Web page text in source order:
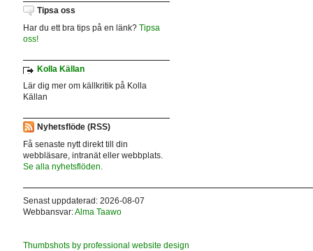
Tipsa oss
Har du ett bra tips på en länk? Tipsa
oss!
Kolla Källan
Lär dig mer om källkritik på Kolla
Källan
Nyhetsflöde (RSS)
Få senaste nytt direkt till din
webbläsare, intranät eller webbplats.
Se alla nyhetsflöden.
Senast uppdaterad: 2026-08-07
Webbansvar:Alma Taawo
Thumbshots by professional website design